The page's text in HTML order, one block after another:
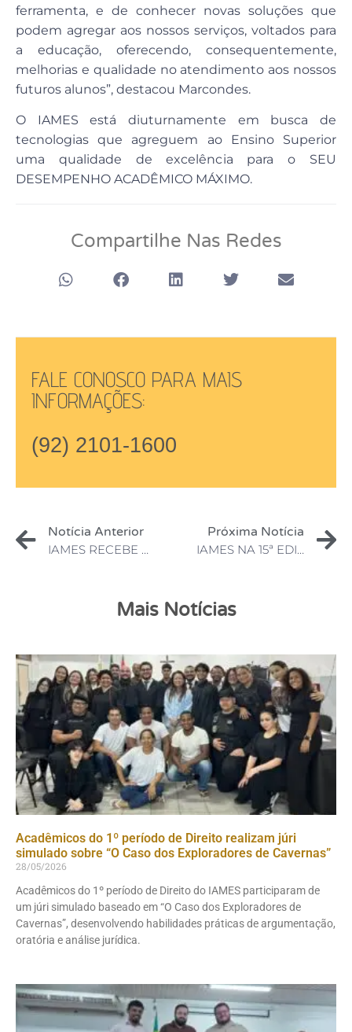
ferramenta, e de conhecer novas soluções que
podem agregar aos nossos serviços, voltados para
a educação, oferecendo, consequentemente,
melhorias e qualidade no atendimento aos nossos
futuros alunos”, destacou Marcondes.
O IAMES está diuturnamente em busca de
tecnologias que agreguem ao Ensino Superior
uma qualidade de excelência para o SEU
DESEMPENHO ACADÊMICO MÁXIMO.
Compartilhe Nas Redes
FALE CONOSCO PARA MAIS
INFORMAÇÕES:
(92) 2101-1600
Notícia Anterior
IAMES RECEBE CREDENCIAMENTO E AUTORIZAÇÃO DO MEC
Próxima Notícia
IAMES NA 15ª EDIÇÃO DA SEMANA GLOBAL DO EMPREENDEDORISMO
Mais Notícias
Acadêmicos do 1º período de Direito realizam júri
simulado sobre “O Caso dos Exploradores de Cavernas”
28/05/2026
Acadêmicos do 1º período de Direito do IAMES participaram de
um júri simulado baseado em “O Caso dos Exploradores de
Cavernas”, desenvolvendo habilidades práticas de argumentação,
oratória e análise jurídica.